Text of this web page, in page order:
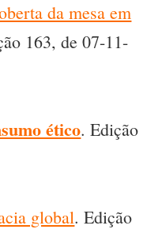
da mesa em
163, de 07-11-
ético. Edição
global. Edição